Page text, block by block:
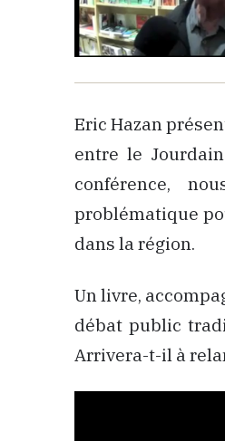
Eric Hazan
entre le
conférence,
problématique
dans la région.
Un livre,
débat public
Arrivera-t-il à